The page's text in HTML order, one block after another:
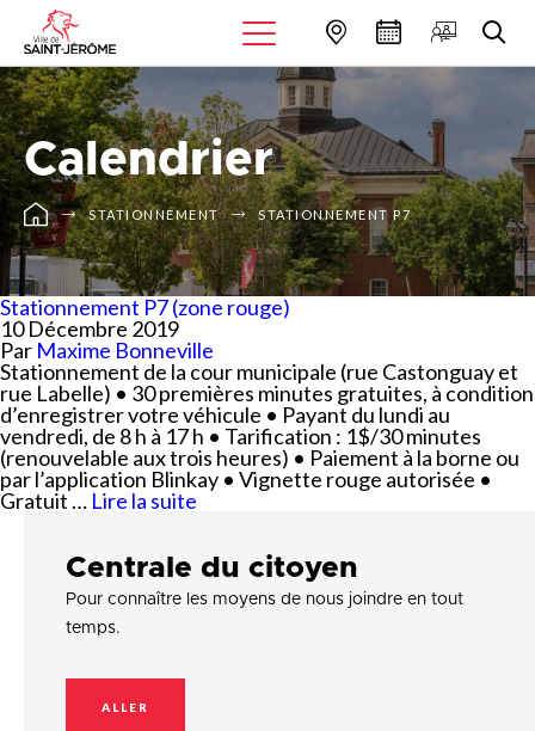
Calendrier
STATIONNEMENT STATIONNEMENT P7
Stationnement P7 (zone rouge)
10 Décembre 2019
Par Maxime Bonneville
Stationnement de la cour municipale (rue Castonguay et
rue Labelle) • 30 premières minutes gratuites, à condition
d’enregistrer votre véhicule • Payant du lundi au
vendredi, de 8 h à 17 h • Tarification : 1$/30 minutes
(renouvelable aux trois heures) • Paiement à la borne ou
par l’application Blinkay • Vignette rouge autorisée •
Gratuit … Lire la suite
Centrale du citoyen
Pour connaître les moyens de nous joindre en tout
temps.
ALLER